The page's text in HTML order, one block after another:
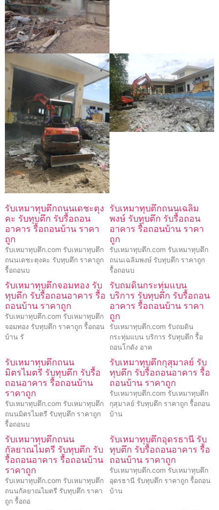
รับเหมาทุบตึกถนนเดชะตุง
คะ รับทุบตึก รับรื้อถอน
อาคาร รื้อถอนบ้าน ราคา
ถูก
รับเหมาทุบตึก.com รับเหมาทุบตึก
ถนนเดชะตุงคะ รับทุบตึก ราคาถูก
รื้อถอนบ
รับเหมาทุบตึกถนนเฉลิม
พงษ์ รับทุบตึก รับรื้อถอน
อาคาร รื้อถอนบ้าน ราคา
ถูก
รับเหมาทุบตึก.com รับเหมาทุบตึก
ถนนเฉลิมพงษ์ รับทุบตึก ราคาถูก
รื้อถอนบ
รับเหมาทุบตึกจอมทอง รับ
ทุบตึก รับรื้อถอนอาคาร รื้อ
ถอนบ้าน ราคาถูก
รับเหมาทุบตึก.com รับเหมาทุบตึก
จอมทอง รับทุบตึก ราคาถูก รื้อถอน
บ้าน รั
รับถมดินกระทุ่มแบน
บริการ รับทุบตึก รับรื้อถอน
อาคาร รื้อถอนบ้าน ราคา
ถูก
รับเหมาทุบตึก.com รับถมดิน
กระทุ่มแบน บริการ รับทุบตึก รื้อ
ถอนโกดัง อาค
รับเหมาทุบตึกถนน
มิตรไมตรี รับทุบตึก รับรื้อ
ถอนอาคาร รื้อถอนบ้าน
ราคาถูก
รับเหมาทุบตึก.com รับเหมาทุบตึก
ถนนมิตรไมตรี รับทุบตึก ราคาถูก
รื้อถอนบ
รับเหมาทุบตึกกุสุมาลย์ รับ
ทุบตึก รับรื้อถอนอาคาร รื้อ
ถอนบ้าน ราคาถูก
รับเหมาทุบตึก.com รับเหมาทุบตึก
กุสุมาลย์ รับทุบตึก ราคาถูก รื้อถอน
บ้าน
รับเหมาทุบตึกถนน
กัลยาณไมตรี รับทุบตึก รับ
รื้อถอนอาคาร รื้อถอนบ้าน
ราคาถูก
รับเหมาทุบตึก.com รับเหมาทุบตึก
ถนนกัลยาณไมตรี รับทุบตึก ราคา
ถูก รื้อถอ
รับเหมาทุบตึกอุดรธานี รับ
ทุบตึก รับรื้อถอนอาคาร รื้อ
ถอนบ้าน ราคาถูก
รับเหมาทุบตึก.com รับเหมาทุบตึก
อุดรธานี รับทุบตึก ราคาถูก รื้อถอน
บ้าน